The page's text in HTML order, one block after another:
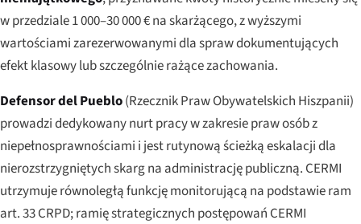
w przedziale 1 000–30 000 € na skarżącego, z wyższymi
wartościami zarezerwowanymi dla spraw dokumentujących
efekt klasowy lub szczególnie rażące zachowania.
Defensor del Pueblo(Rzecznik Praw Obywatelskich Hiszpanii)
prowadzi dedykowany nurt pracy w zakresie praw osób z
niepełnosprawnościami i jest rutynową ścieżką eskalacji dla
nierozstrzygniętych skarg na administrację publiczną. CERMI
utrzymuje równoległą funkcję monitorującą na podstawie ram
art. 33 CRPD; ramię strategicznych postępowań CERMI